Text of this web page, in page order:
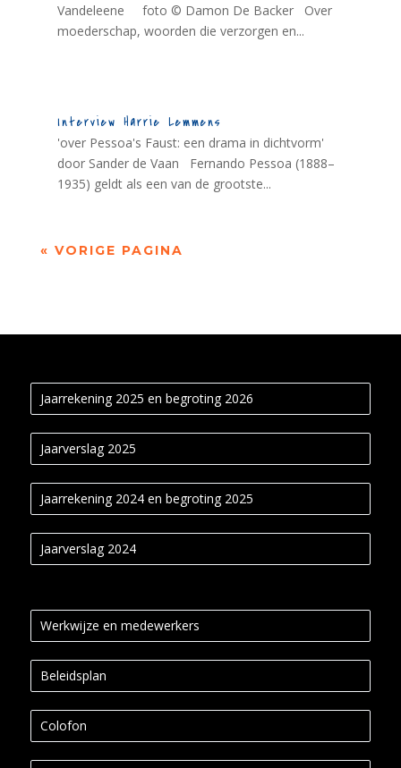
Vandeleene foto © Damon De Backer Over
moederschap, woorden die verzorgen en...
Interview Harrie Lemmens
'over Pessoa's Faust: een drama in dichtvorm'
door Sander de Vaan Fernando Pessoa (1888–
1935) geldt als een van de grootste...
« VORIGE PAGINA
Jaarrekening 2025 en begroting 2026
Jaarverslag 2025
Jaarrekening 2024 en begroting 2025
Jaarverslag 2024
Werkwijze en medewerkers
Beleidsplan
Colofon